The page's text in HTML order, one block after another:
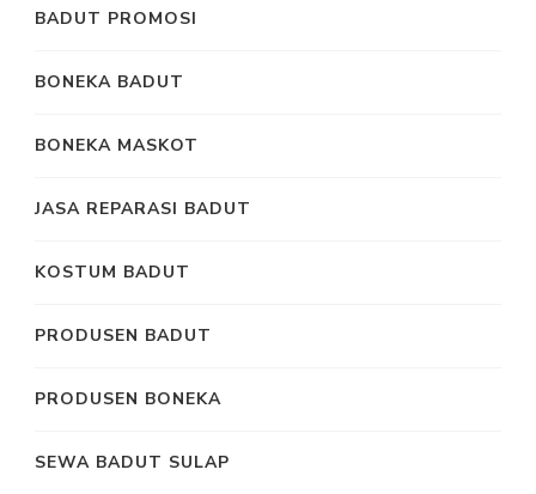
BADUT PROMOSI
BONEKA BADUT
BONEKA MASKOT
JASA REPARASI BADUT
KOSTUM BADUT
PRODUSEN BADUT
PRODUSEN BONEKA
SEWA BADUT SULAP